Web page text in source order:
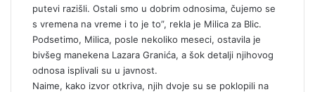
putevi razišli. Ostali smo u dobrim odnosima, čujemo se
s vremena na vreme i to je to”, rekla je Milica za Blic.
Podsetimo, Milica, posle nekoliko meseci, ostavila je
bivšeg manekena Lazara Granića, a šok detalji njihovog
odnosa isplivali su u javnost.
Naime, kako izvor otkriva, njih dvoje su se poklopili na